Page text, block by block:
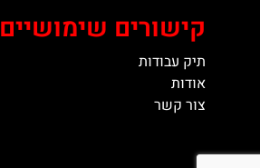
קישורים שימושיים
תיק עבודות
אודות
צור קשר